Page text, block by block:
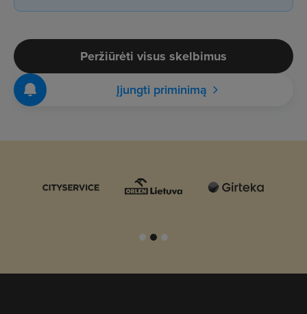
Peržiūrėti visus skelbimus
Įjungti priminimą